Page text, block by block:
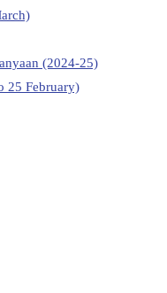
(2024-25)
25 February)